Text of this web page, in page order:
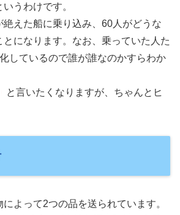
うわけです。
絶えた船に乗り込み、60人がどうな
とになります。なお、乗っていた人た
しているので誰が誰なのかすらわか
と言いたくなりますが、ちゃんとヒ
よって2つの品を送られています。